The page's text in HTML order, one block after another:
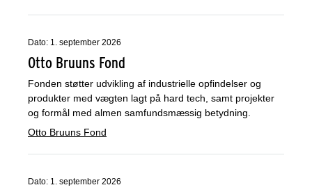
Dato: 1. september 2026
Otto Bruuns Fond
Fonden støtter udvikling af industrielle opfindelser og
produkter med vægten lagt på hard tech, samt projekter
og formål med almen samfundsmæssig betydning.
Otto Bruuns Fond
Dato: 1. september 2026